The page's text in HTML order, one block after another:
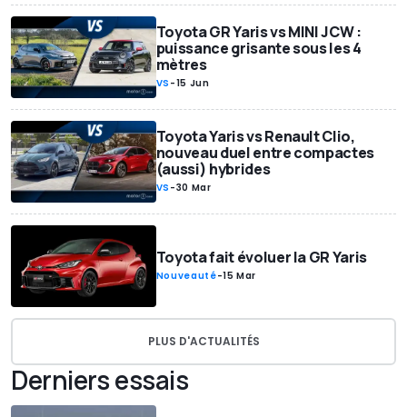
Toyota GR Yaris vs MINI JCW :
puissance grisante sous les 4
mètres
VS -15 Jun
Toyota Yaris vs Renault Clio,
nouveau duel entre compactes
(aussi) hybrides
VS -30 Mar
Toyota fait évoluer la GR Yaris
Nouveauté-15 Mar
PLUS D'ACTUALITÉS
Derniers essais